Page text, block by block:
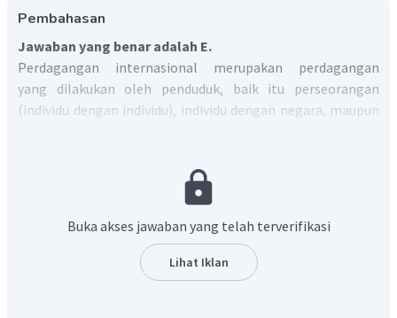
Pembahasan
Jawaban yang benar adalah E.
Perdagangan internasional merupakan perdagangan
yang dilakukan oleh penduduk, baik itu perseorangan
(individu dengan individu), individu dengan negara, maupun
Mempercepat pertumbuhan ekonomi
Menambah lapangan kerja
Menarik investor asing
Memajukan ilmu pengetahuan masyarakat
Buka akses jawaban yang telah terverifikasi
Lihat Iklan